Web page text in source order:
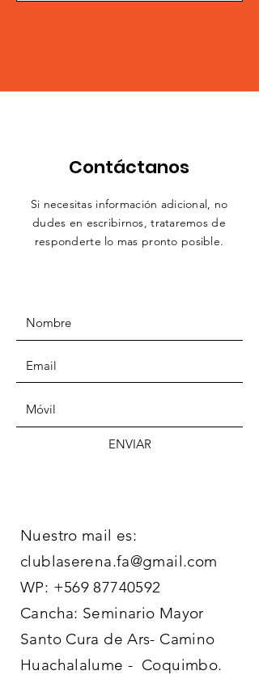
Contáctanos
Si necesitas información adicional, no
dudes en escribirnos,trataremos de
responderte lo mas pronto posible.
ENVIAR
Nuestro mail es:
clublaserena.fa@gmail.com
WP: +569 87740592
Cancha: Seminario Mayor
Santo Cura de Ars- Camino
Huachalalume - Coquimbo.